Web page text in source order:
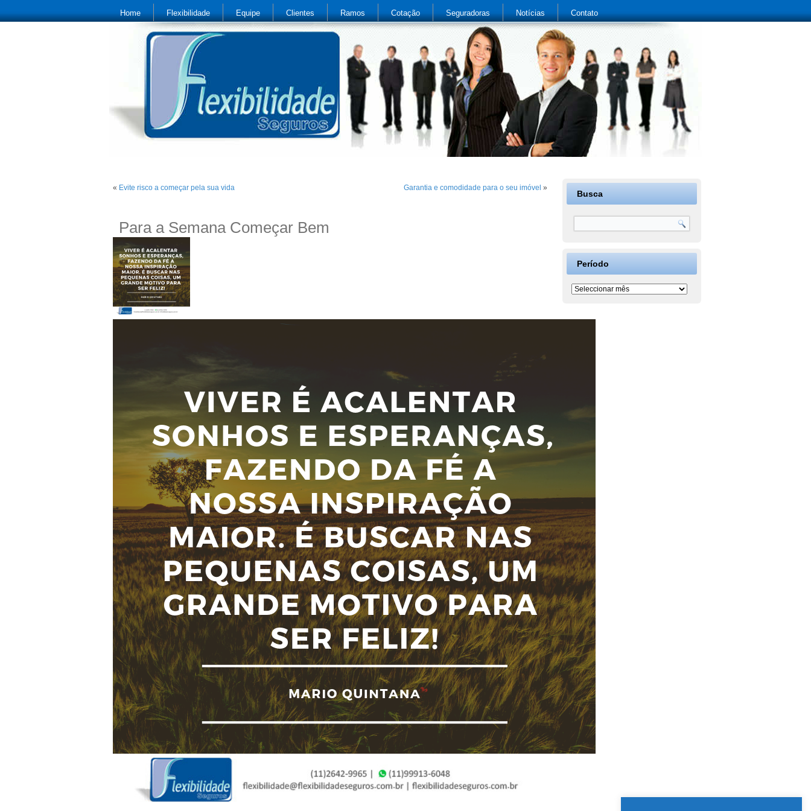
Home Flexibilidade Equipe Clientes Ramos Cotação Seguradoras Notícias Contato
« Evite risco a começar pela sua vida Garantia e comodidade para o seu imóvel »
Para a Semana Começar Bem
Busca
Período
Período